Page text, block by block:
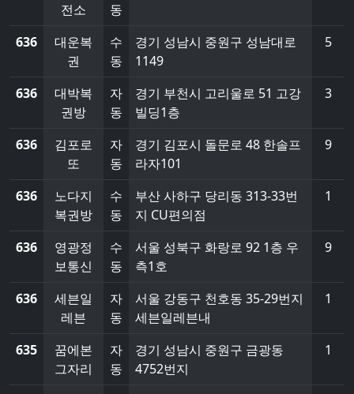
전소
동
636
대운복
권
수
동
경기 성남시 중원구 성남대로
1149
5
636
대박복
권방
자
동
경기 부천시 고리울로 51 고강
빌딩1층
3
636
김포로
또
자
동
경기 김포시 돌문로 48 한솔프
라자101
9
636
노다지
복권방
수
동
부산 사하구 당리동 313-33번
지 CU편의점
1
636
영광정
보통신
수
동
서울 성북구 화랑로 92 1층 우
측1호
9
636
세븐일
레븐
자
동
서울 강동구 천호동 35-29번지
세븐일레븐내
1
635
꿈에본
그자리
자
동
경기 성남시 중원구 금광동
4752번지
1